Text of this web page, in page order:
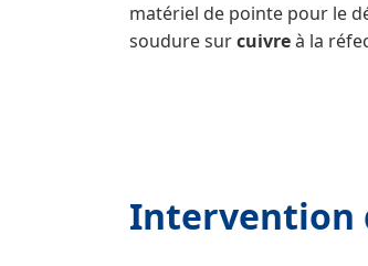
matériel de pointe pour le
soudure surcuivreà la
Intervention